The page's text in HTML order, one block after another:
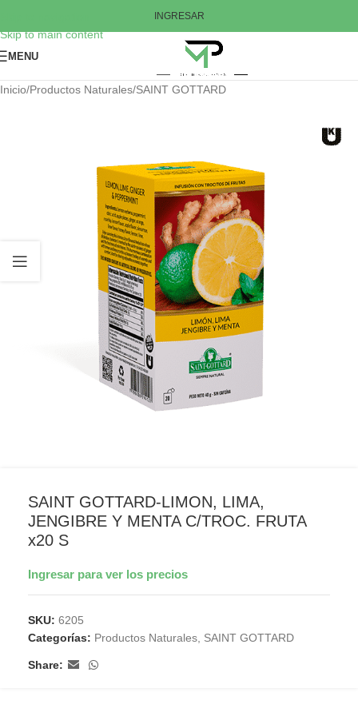
Skip to main content
INGRESAR
MENU
Inicio/Productos Naturales/SAINT GOTTARD
SAINT GOTTARD-LIMON, LIMA,
JENGIBRE Y MENTA C/TROC. FRUTA
x20 S
Ingresar para ver los precios
SKU: 6205
Categorías: Productos Naturales SAINT GOTTARD
Share: